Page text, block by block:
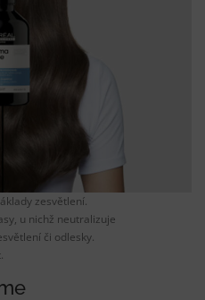
zesvětlení.
u nichž neutralizuje
či odlesky.